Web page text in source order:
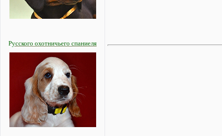
Русского охотничьего спаниеля